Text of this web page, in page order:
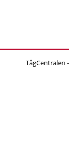
TågCentralen